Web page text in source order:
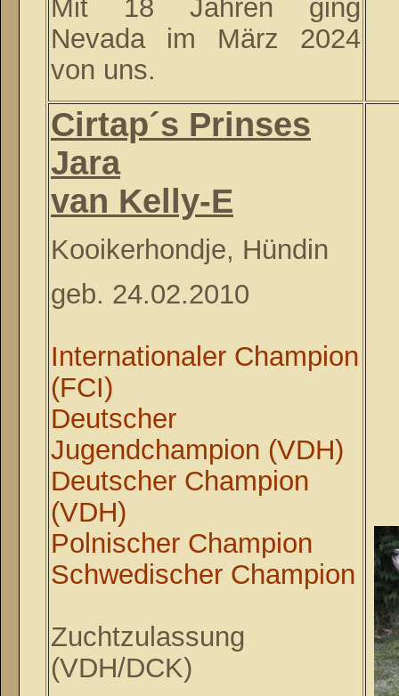
Mit 18 Jahren ging
Nevada im März 2024
von uns.
Cirtap´s Prinses
Jara
van Kelly-E
Kooikerhondje, Hündin
geb. 24.02.2010
Internationaler Champion
(FCI)
Deutscher
Jugendchampion (VDH)
Deutscher Champion
(VDH)
Polnischer Champion
Schwedischer Champion
Zuchtzulassung
(VDH/DCK)